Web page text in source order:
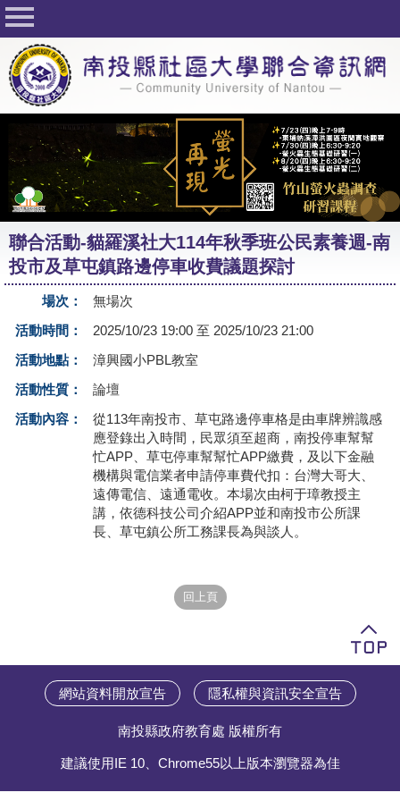
回首頁
關於社大
公佈欄
行事曆
最新活動
活動花絮
課程一覽表
志工與社團
社大學習Q&A
友站連結
網路選課
聯合活動-貓羅溪社大114年秋季班公民素養週-南
投市及草屯鎮路邊停車收費議題探討
場次：
無場次
活動時間：
2025/10/23 19:00 至 2025/10/23 21:00
活動地點：
漳興國小PBL教室
活動性質：
論壇
活動內容：
從113年南投市、草屯路邊停車格是由車牌辨識感
應登錄出入時間，民眾須至超商，南投停車幫幫
忙APP、草屯停車幫幫忙APP繳費，及以下金融
機構與電信業者申請停車費代扣：台灣大哥大、
遠傳電信、遠通電收。本場次由柯于璋教授主
講，依德科技公司介紹APP並和南投市公所課
長、草屯鎮公所工務課長為與談人。
網站資料開放宣告 隱私權與資訊安全宣告
南投縣政府教育處 版權所有
建議使用IE 10、Chrome55以上版本瀏覽器為佳